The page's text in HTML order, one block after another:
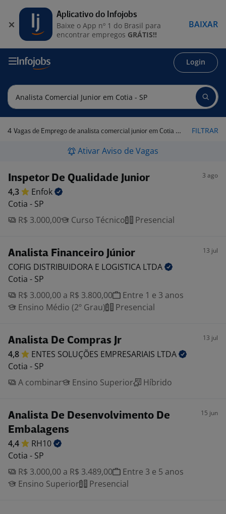
Login
4 Vagas de Emprego de analista comercial junior em Cotia - SP FILTRAR
Ativar Aviso de Vagas
Inspetor De Qualidade Junior 3 ago
4,3
Enfok
Cotia - SP
R$ 3.000,00
Curso Técnico Presencial
Analista Financeiro Júnior 13 jul
COFIG DISTRIBUIDORA E LOGISTICA LTDA
Cotia - SP
R$ 3.000,00 a R$ 3.800,00
Entre 1 e 3 anos
Ensino Médio (2º Grau)
Presencial
Analista De Compras Jr 13 jul
4,8 ENTES SOLUÇÕES EMPRESARIAIS LTDA
Cotia - SP
A combinar
Ensino Superior Híbrido
Analista De Desenvolvimento De
Embalagens
15 jun
4,4
RH10
Cotia - SP
R$ 3.000,00 a R$ 3.489,00
Entre 3 e 5 anos
Ensino Superior
Presencial
Aplicativo do Infojobs
Baixe o App nº 1 do Brasil para
encontrar empregos GRÁTIS!!
BAIXAR